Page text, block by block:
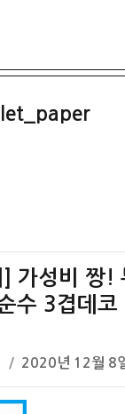
] 가성비 짱!
수 3겹데
작
성
일
2020년 12월 8